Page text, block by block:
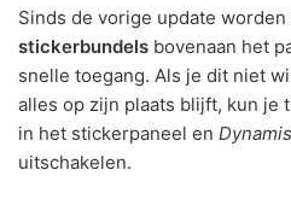
Sinds de vorige update worden
stickerbundels bovenaan het
snelle toegang. Als je dit niet
alles op zijn plaats blijft, kun je
in het stickerpaneel en
uitschakelen.